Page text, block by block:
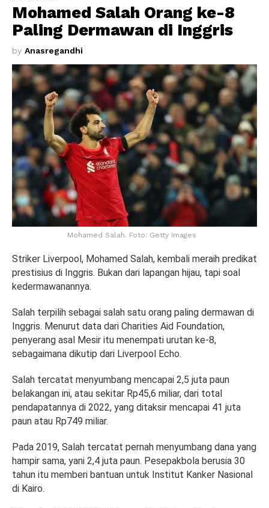
Mohamed Salah Orang ke-8
Paling Dermawan di Inggris
by Anasregandhi
Mohamed Salah. Foto: Getty Images
Striker Liverpool, Mohamed Salah, kembali meraih predikat
prestisius di Inggris. Bukan dari lapangan hijau, tapi soal
kedermawanannya.
Salah terpilih sebagai salah satu orang paling dermawan di
Inggris. Menurut data dari Charities Aid Foundation,
penyerang asal Mesir itu menempati urutan ke-8,
sebagaimana dikutip dari Liverpool Echo.
Salah tercatat menyumbang mencapai 2,5 juta paun
belakangan ini, atau sekitar Rp45,6 miliar, dari total
pendapatannya di 2022, yang ditaksir mencapai 41 juta
paun atau Rp749 miliar.
Pada 2019, Salah tercatat pernah menyumbang dana yang
hampir sama, yani 2,4 juta paun. Pesepakbola berusia 30
tahun itu memberi bantuan untuk Institut Kanker Nasional
di Kairo.